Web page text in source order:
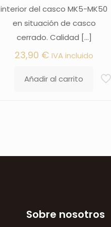
interior del casco MK5-MK50
en situación de casco
cerrado. Calidad […]
23,90 € IVA incluido
Añadir al carrito
Sobre nosotros